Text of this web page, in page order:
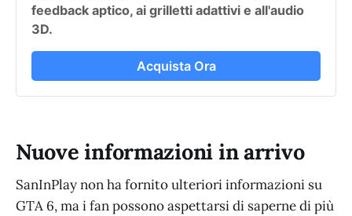
feedback aptico, ai grilletti adattivi e all'audio
3D.
Acquista Ora
Nuove informazioni in arrivo
SanInPlay non ha fornito ulteriori informazioni su
GTA 6, ma i fan possono aspettarsi di saperne di più